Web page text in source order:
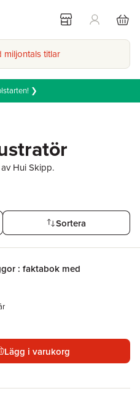
miljontals titlar
❯
Hui Skipp.
Sortera
: faktabok med
Lägg i varukorg